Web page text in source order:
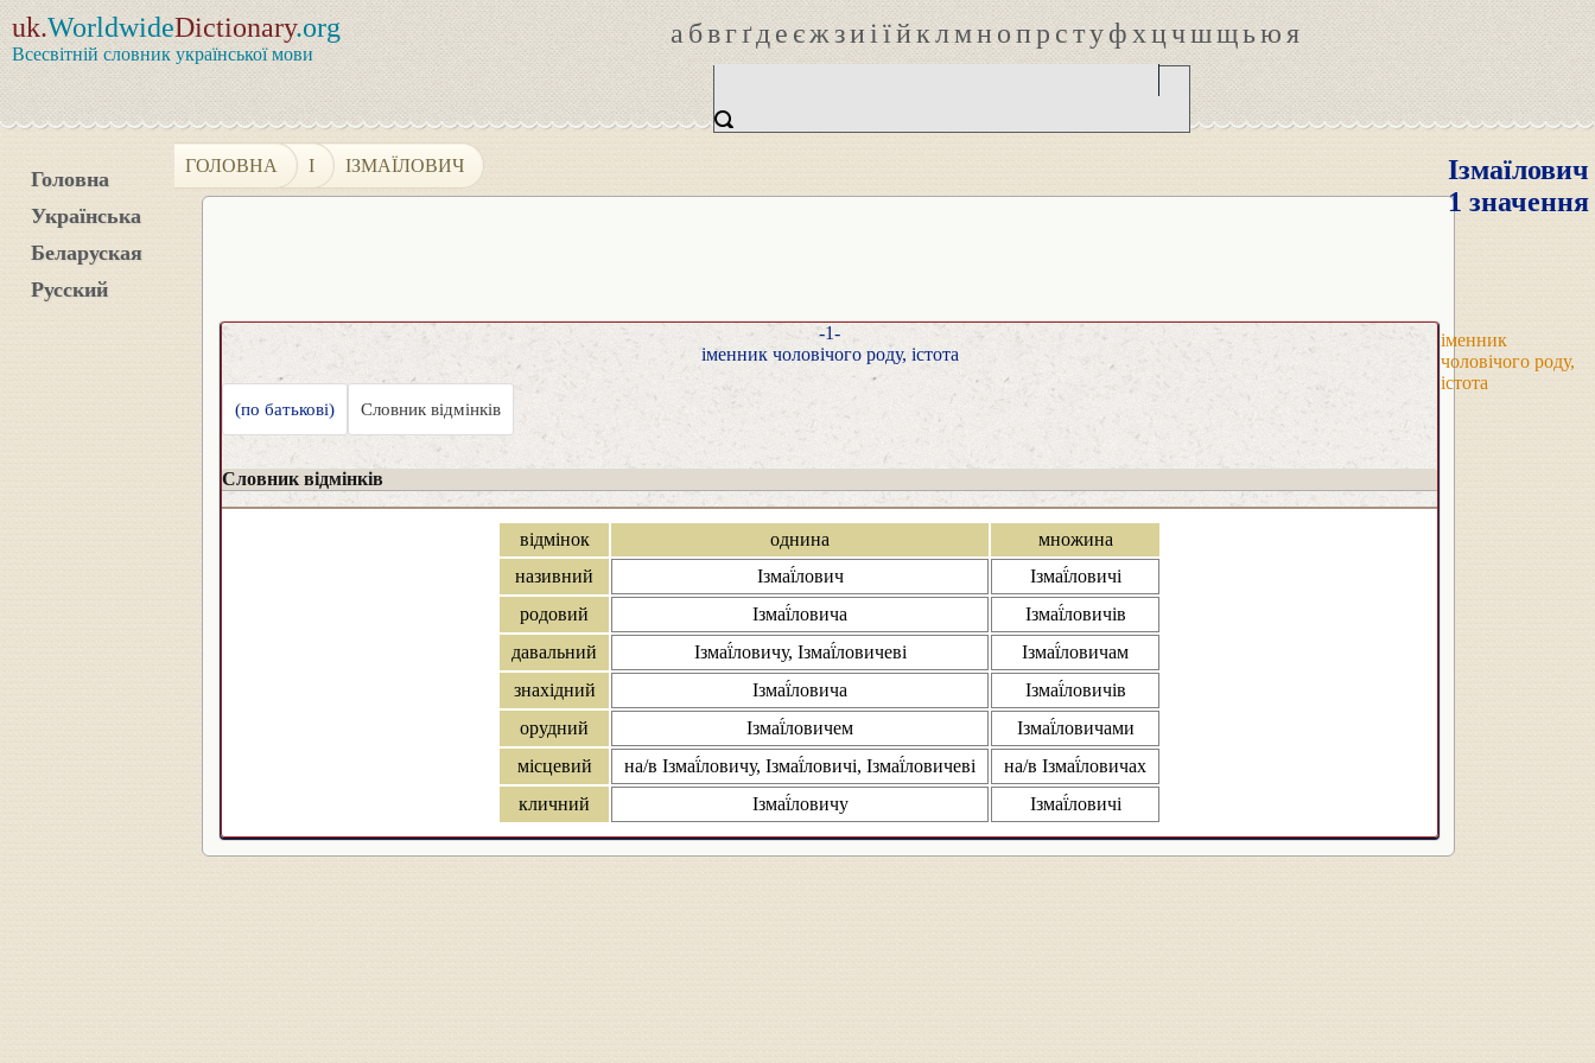
uk.WorldwideDictionary.org
Всесвітній словник української мови
абвгґдеєжзиіїйклмнопрстуфхцчшщьюя
Головна
Українська
Беларуская
Русский
ГОЛОВНА І ІЗМАЇЛОВИЧ
Ізмаїлович
1 значення
іменник
чоловічого роду,
істота
-1-
іменник чоловічого роду, істота
(по батькові) Словник відмінків
Словник відмінків
відмінок однина
множина
називний
Ізмаї́лович
Ізмаї́ловичі
родовий
Ізмаї́ловича
Ізмаї́ловичів
давальний
Ізмаї́ловичу, Ізмаї́ловичеві
Ізмаї́ловичам
знахідний
Ізмаї́ловича
Ізмаї́ловичів
орудний
Ізмаї́ловичем
Ізмаї́ловичами
місцевий
на/в Ізмаї́ловичу, Ізмаї́ловичі, Ізмаї́ловичеві
на/в Ізмаї́ловичах
кличний
Ізмаї́ловичу Ізмаї́ловичі